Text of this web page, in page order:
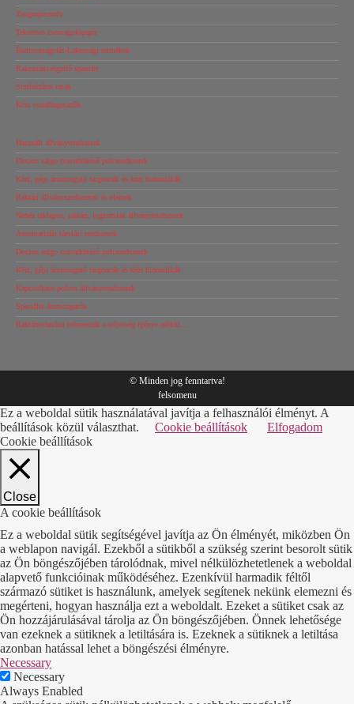
Zsugorpisztoly
Tekercses csomagolópapír
Ételcsomagolás-Lakossági termékek
Rakományrögzítő spanifer
Simítózáras tasak
Kézi vonalhegesztők
Használt állványrendszerek
Dexion salgo csavarkötésű polcrendszerek
Kézi, gépi árumozgató targoncák és kézi hidraulikák
Raktári állványszerkezetek és elemek
Nehéz raklapos, raktári, logisztikai állványrendszerek
Automatizált tárolási rendszerek
Dexion salgo csavarkötésű polcrendszerek
Kézi, gépi árumozgató targoncák és kézi hidraulikák
Kapcsolható polcos állványrendszerek
Speciális árumozgatók
Raktártechnikai referenciák a teljesség igénye nélkül…
© Minden jog fenntartva!
felsomenu
Ez a weboldal sütik használatával javítja a felhasználói élményt. A
beállítások közül választhat.
Cookie beállítások
Elfogadom
Cookie beállítások
Close
A cookie beállítások
Ez a weboldal sütik segítségével javítja az Ön élményét, miközben Ön
a weblapon navigál. Ezekből a sütikből a szükség szerint besorolt sütik
az Ön böngészőjében tárolódnak, mivel nélkülözhetetlenek a weboldal
alapvető funkcióinak működéséhez. Ezenkívül harmadik féltől
származó sütiket is használunk, amelyek segítenek nekünk elemezni és
megérteni, hogyan használja ezt a weboldalt. Ezeket a sütiket csak az
Ön hozzájárulásával tárolja az Ön böngészőjében. Önnek lehetősége
van ezeknek a sütiknek a letiltására is. Ezeknek a sütiknek a letiltása
azonban hatással lehet a böngészési élményre.
Necessary
Necessary
Always Enabled